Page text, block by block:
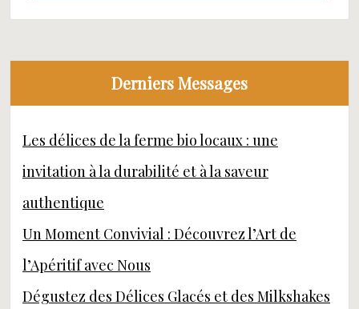
Derniers Messages
Les délices de la ferme bio locaux : une
invitation à la durabilité et à la saveur
authentique
Un Moment Convivial : Découvrez l’Art de
l’Apéritif avec Nous
Dégustez des Délices Glacés et des Milkshakes